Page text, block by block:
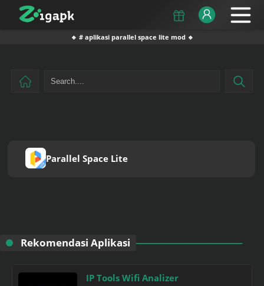
🔹 # aplikasi parallel space lite mod 🔹
Parallel Space Lite
Rekomendasi Aplikasi
IP Tools Wifi Analizer